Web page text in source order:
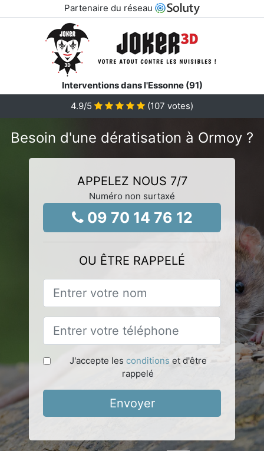
Partenaire du réseau
Interventions dans l'Essonne (91)
4.9/5 (107 votes)
Besoin d'une dératisation à Ormoy ?
APPELEZ NOUS 7/7
Numéro non surtaxé
09 70 14 76 12
OU ÊTRE RAPPELÉ
J'accepte les conditions et d'être
rappelé
Envoyer